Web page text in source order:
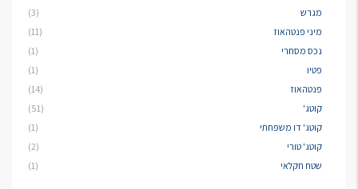
מגרש
(3)
מיני פנטהאוז
(11)
נכס מסחרי
(1)
פטיו
(1)
פנטהאוז
(14)
קוטג'
(51)
קוטג' דו משפחתי
(1)
קוטג' טורי
(2)
שטח חקלאי
(1)